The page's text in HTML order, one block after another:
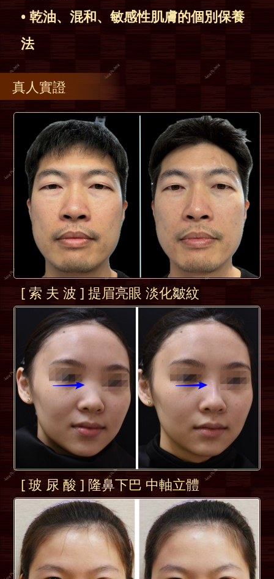
• 乾油、混和、敏感性肌膚的個別保養
法
真人實證
[ 索 夫 波 ] 提眉亮眼 淡化皺紋
[ 玻 尿 酸 ] 隆鼻下巴 中軸立體